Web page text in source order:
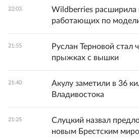
22:03
Wildberries
работающих по
21:55
Руслан Терновой
прыжках с вышки
21:40
Акулу заметили в 36
Владивостока
21:25
Слуцкий назвал
новым Брестским